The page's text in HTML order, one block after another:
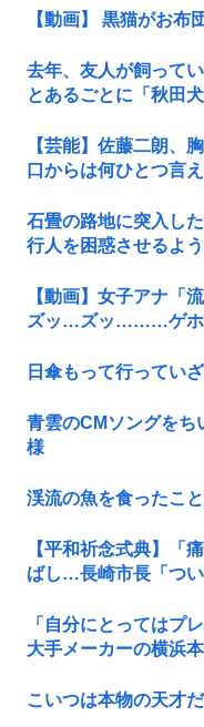
【動画】 黒猫がお布
去年、友人が飼って
とあるごとに「秋田
【芸能】佐藤二朗、
口からは何ひとつ言
石畳の路地に突入し
行人を困惑させるよ
【動画】女子アナ「
ズッ…ズッ………ゲホ
日傘もって行ってい
青雲のCMソングをち
様
渓流の魚を食ったこ
【平和祈念式典】「
ばし…長崎市長「つ
「自分にとってはプ
大手メーカーの横浜
こいつは本物の天才